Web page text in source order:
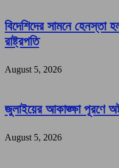
বিদেশিদের সামনে হেনস্তা
রাষ্ট্রপতি
August 5, 2026
জুলাইয়ের আকাঙ্ক্ষা পূরণে
August 5, 2026